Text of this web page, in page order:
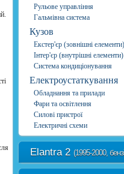
Рульове управління
Гальмівна система
Кузов
Екстер'єр (зовнішні елементи)
Інтер'єр (внутрішні елементи)
Система кондиціонування
Електроустаткування
Обладнання та прилади
Фари та освітлення
Силові пристрої
Електричні схеми
Elantra 2 (1995-2000,